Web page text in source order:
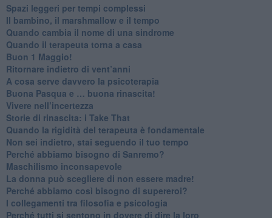
Spazi leggeri per tempi complessi
Il bambino, il marshmallow e il tempo
​Quando cambia il nome di una sindrome
​Quando il terapeuta torna a casa
​Buon 1 Maggio!
Ritornare indietro di vent’anni
​A cosa serve davvero la psicoterapia
​Buona Pasqua e … buona rinascita!
​Vivere nell’incertezza
​Storie di rinascita: i Take That
​Quando la rigidità del terapeuta è fondamentale
​Non sei indietro, stai seguendo il tuo tempo
​Perché abbiamo bisogno di Sanremo?
​Maschilismo inconsapevole
​La donna può scegliere di non essere madre!
​Perché abbiamo così bisogno di supereroi?
​I collegamenti tra filosofia e psicologia
​Perché tutti si sentono in dovere di dire la loro